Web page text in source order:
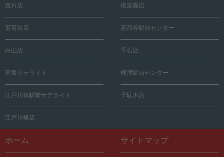
西片店 後楽園店
茗荷谷店 茗荷谷駅前センター
白山店 千石店
富坂サテライト 根津駅前センター
江戸川橋駅前サテライト 千駄木店
江戸川橋店
ホーム サイトマップ